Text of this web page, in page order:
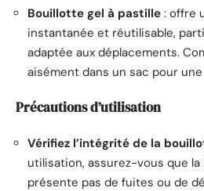
Bouillotte gel à pastille : offre
instantanée et réutilisable,
adaptée aux déplacements.
aisément dans un sac pour
Précautions d’utilisation
Vérifiez l’intégrité de la
utilisation, assurez-vous que
présente pas de fuites ou de